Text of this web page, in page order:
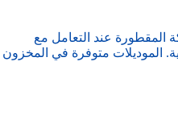
المقطورة عند التعامل مع
الموديلات متوفرة في المخزون